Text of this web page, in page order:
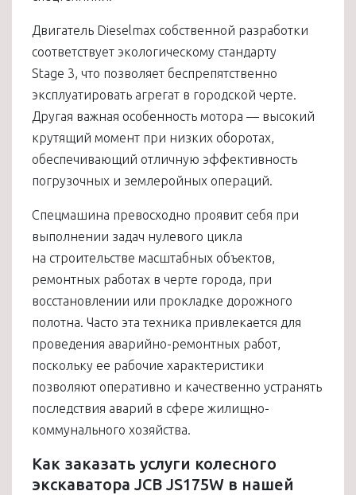
Двигатель Dieselmax собственной разработки
соответствует экологическому стандарту
Stage 3, что позволяет беспрепятственно
эксплуатировать агрегат в городской черте.
Другая важная особенность мотора — высокий
крутящий момент при низких оборотах,
обеспечивающий отличную эффективность
погрузочных и землеройных операций.
Спецмашина превосходно проявит себя при
выполнении задач нулевого цикла
на строительстве масштабных объектов,
ремонтных работах в черте города, при
восстановлении или прокладке дорожного
полотна. Часто эта техника привлекается для
проведения аварийно-ремонтных работ,
поскольку ее рабочие характеристики
позволяют оперативно и качественно устранять
последствия аварий в сфере жилищно-
коммунального хозяйства.
Как заказать услуги колесного
экскаватора JCB JS175W в нашей